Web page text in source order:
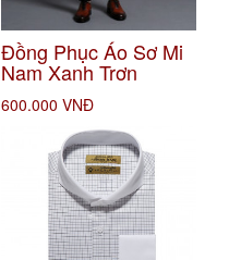
Đồng Phục Áo Sơ Mi
Nam Xanh Trơn
600.000 VNĐ